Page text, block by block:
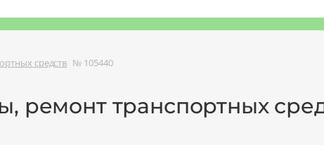
средств № 105440
ремонт транспортных